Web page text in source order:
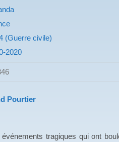
(Guerre civile)
2020
Pourtier
tragiques qui ont